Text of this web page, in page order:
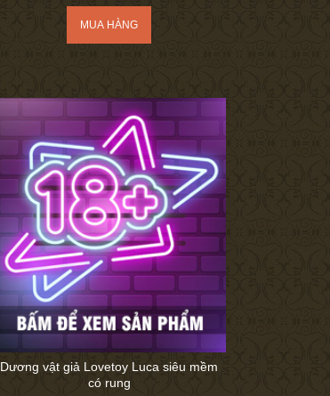
Dương vật giả Lovetoy Luca siêu mềm
có rung